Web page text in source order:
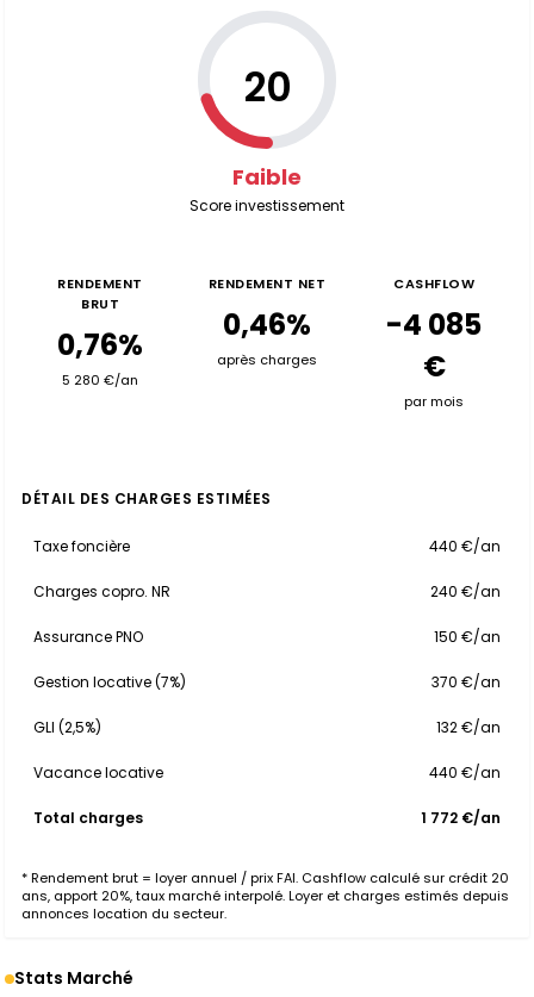
20
Faible
Score investissement
RENDEMENT
BRUT
0,76%
5 280 €/an
RENDEMENT NET
0,46%
après charges
CASHFLOW
-4 085
€
par mois
DÉTAIL DES CHARGES ESTIMÉES
Taxe foncière 440 €/an
Charges copro. NR 240 €/an
Assurance PNO 150 €/an
Gestion locative (7%) 370 €/an
GLI (2,5%) 132 €/an
Vacance locative 440 €/an
Total charges 1 772 €/an
* Rendement brut = loyer annuel / prix FAI. Cashflow calculé sur crédit 20
ans, apport 20%, taux marché interpolé. Loyer et charges estimés depuis
annonces location du secteur.
Stats Marché